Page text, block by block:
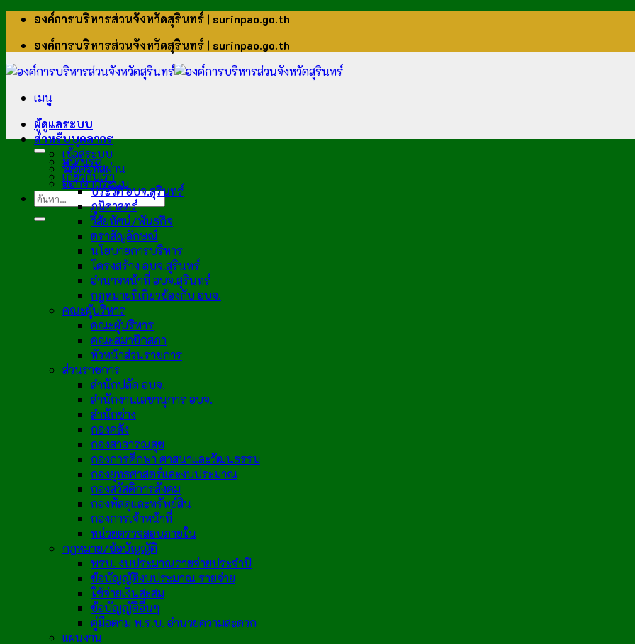
ข้าม
เนื้อหา
องค์การบริหารส่วนจังหวัดสุรินทร์ | surinpao.go.th
องค์การบริหารส่วนจังหวัดสุรินทร์ | surinpao.go.th
เมนู
ผู้ดูแลระบบ
สำหรับบุคลากร
เข้าสู่ระบบ
รีเซ็ตรหัสผ่าน
ออกจากระบบ
หน้าแรก
เกี่ยวกับเรา
ประวัติ อบจ.สุรินทร์
ภูมิศาสตร์
วิสัยทัศน์/พันธกิจ
ตราสัญลักษณ์
นโยบายการบริหาร
โครงสร้าง อบจ.สุรินทร์
อำนาจหน้าที่ อบจ.สุรินทร์
กฎหมายที่เกี่ยวข้องกับ อบจ.
คณะผู้บริหาร
คณะผู้บริหาร
คณะสมาชิกสภา
หัวหน้าส่วนราชการ
ส่วนราชการ
สำนักปลัด อบจ.
สำนักงานเลขานุการ อบจ.
สำนักช่าง
กองคลัง
กองสาธารณสุข
กองการศึกษา ศาสนาและวัฒนธรรม
กองยุทธศาสตร์และงบประมาณ
กองสวัสดิการสังคม
กองพัสดุและทรัพย์สิน
กองการเจ้าหน้าที่
หน่วยตรวจสอบภายใน
กฎหมาย/ข้อบัญญัติ
พรบ. งบประมาณรายจ่ายประจำปี
ข้อบัญญัติงบประมาณ รายจ่าย
ใช้จ่ายเงินสะสม
ข้อบัญญัติอื่นๆ
คู่มือตาม พ.ร.บ. อำนวยความสะดวก
แผนงาน